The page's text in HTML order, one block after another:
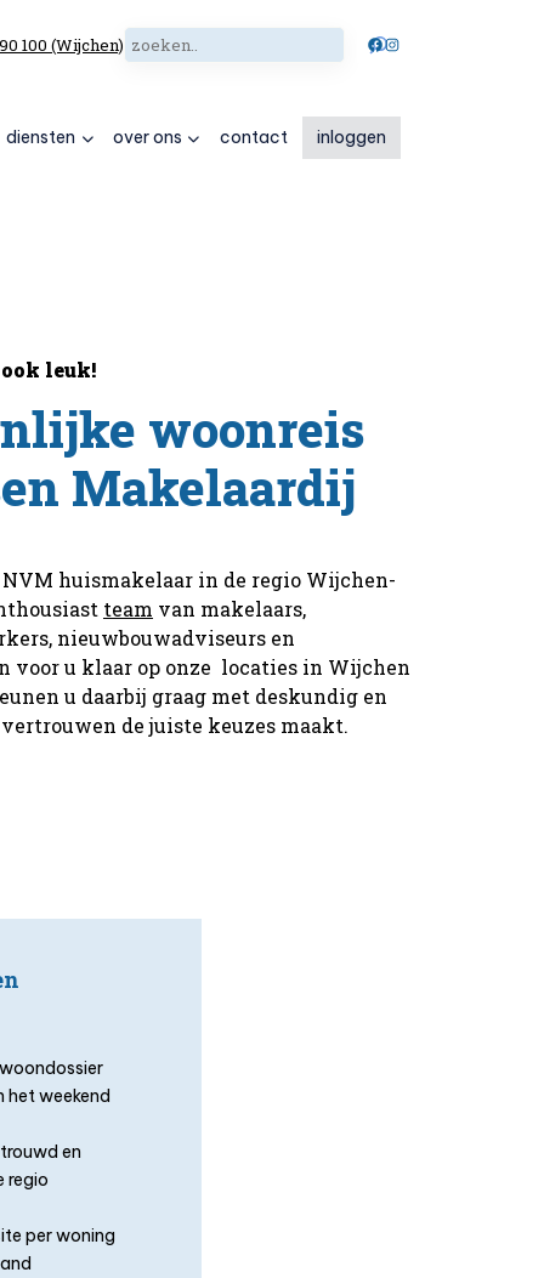
100 (Wijchen)Zoeken Facebook
Instagram
diensten over ons contact inloggen
leuk!
woonreis
Makelaardij
huismakelaar in de regio Wijchen-
team van makelaars,
nieuwbouwadviseurs en
voor u klaar op onze locaties in Wijchen
u daarbij graag met deskundig en
de juiste keuzes maakt.
het weekend
en
regio
per woning